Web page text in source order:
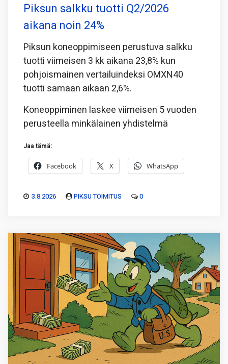
Piksun salkku tuotti Q2/2026
aikana noin 24%
Piksun koneoppimiseen perustuva salkku
tuotti viimeisen 3 kk aikana 23,8% kun
pohjoismainen vertailuindeksi OMXN40
tuotti samaan aikaan 2,6%.
Koneoppiminen laskee viimeisen 5 vuoden
perusteella minkälainen yhdistelmä
Jaa tämä:
Facebook X WhatsApp
3.8.2026 PIKSU TOIMITUS 0